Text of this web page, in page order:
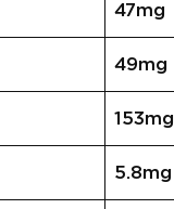
47mg
49mg
153mg
5.8mg